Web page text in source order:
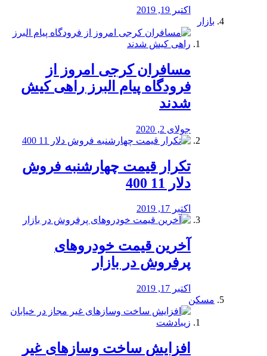
اکتبر 19, 2019
بازار
مسافران کرجی امروز از
فرودگاه پیام البرز راهی کیش
شدند
جولای 2, 2020
تکرار قیمت چهارشنبه فروش
دلار 11 400
اکتبر 17, 2019
آخرین قیمت خودرو‌های
پرفروش در بازار
اکتبر 17, 2019
مسکن
افزایش ساخت وسازهای غیر